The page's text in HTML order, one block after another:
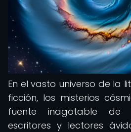
En el vasto universo de la
ficción, los misterios
fuente inagotable de
escritores y lectores